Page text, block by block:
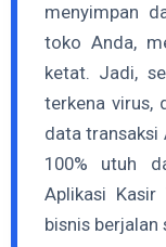
menyimpan
toko Anda,
ketat. Jadi,
terkena virus,
data transaksi
100% utuh
Aplikasi
bisnis berjalan